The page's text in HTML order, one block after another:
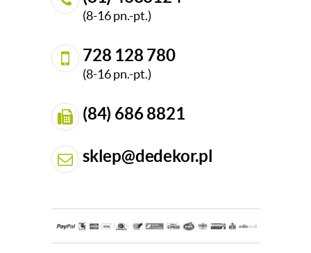
(8-16 pn.-pt.)
728 128 780
(8-16 pn.-pt.)
(84) 686 8821
sklep@dedekor.pl